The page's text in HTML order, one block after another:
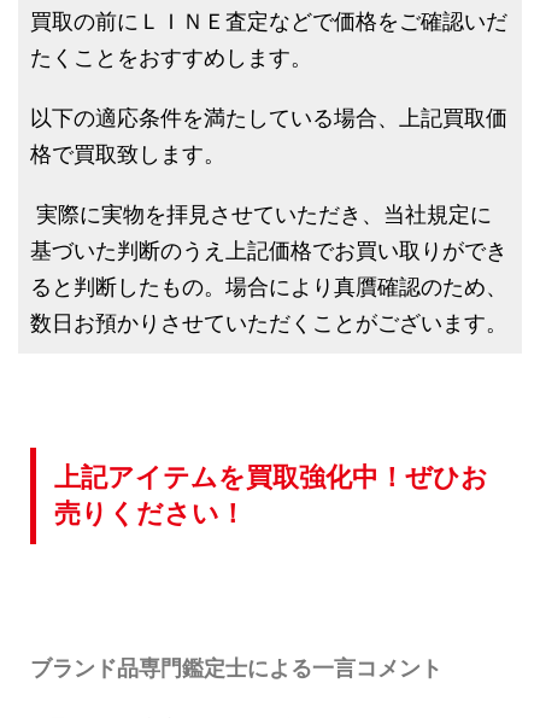
買取の前にＬＩＮＥ査定などで価格をご確認いだ
たくことをおすすめします。
以下の適応条件を満たしている場合、上記買取価
格で買取致します。
実際に実物を拝見させていただき、当社規定に
基づいた判断のうえ上記価格でお買い取りができ
ると判断したもの。場合により真贋確認のため、
数日お預かりさせていただくことがございます。
上記アイテムを買取強化中！ぜひお
売りください！
ブランド品専門鑑定士による一言コメント